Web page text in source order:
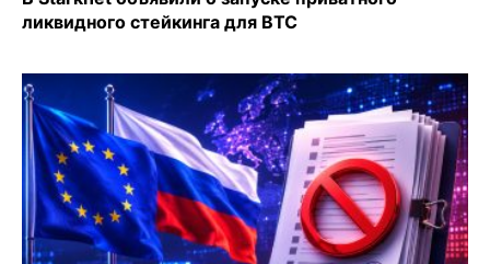
ликвидного стейкинга для BTC